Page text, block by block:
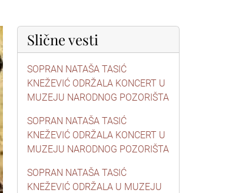
Slične vesti
SOPRAN NATAŠA TASIĆ
KNEŽEVIĆ ODRŽALA KONCERT U
MUZEJU NARODNOG POZORIŠTA
SOPRAN NATAŠA TASIĆ
KNEŽEVIĆ ODRŽALA KONCERT U
MUZEJU NARODNOG POZORIŠTA
SOPRAN NATAŠA TASIĆ
KNEŽEVIĆ ODRŽALA U MUZEJU